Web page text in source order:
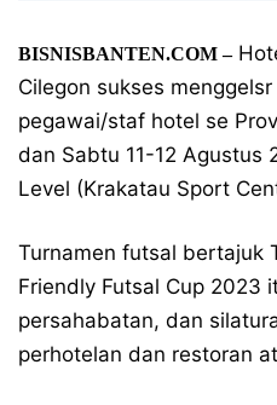
BISNISBANTEN.COM –
Cilegon sukses
pegawai/staf hotel se
dan Sabtu 11-12 Agustus
Level (Krakatau Sport
Turnamen futsal bertajuk
Friendly Futsal Cup 2023
persahabatan, dan
perhotelan dan restoran